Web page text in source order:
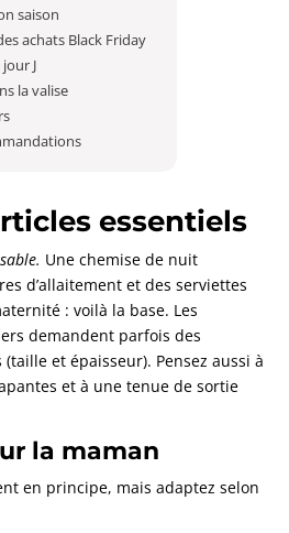
saison
achats Black Friday
J
la valise
essentiels
Une chemise de nuit
d’allaitement et des serviettes
: voilà la base. Les
demandent parfois des
et épaisseur). Pensez aussi à
et à une tenue de sortie
la maman
en principe, mais adaptez selon